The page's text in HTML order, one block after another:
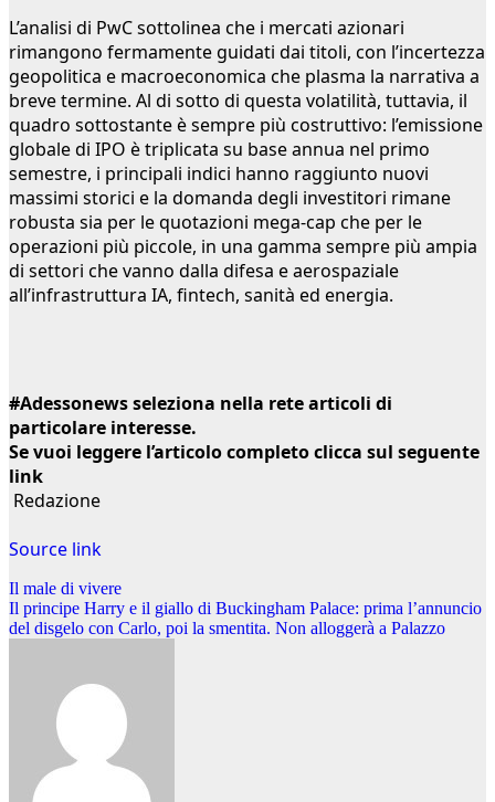
L’analisi di PwC sottolinea che i mercati azionari
rimangono fermamente guidati dai titoli, con l’incertezza
geopolitica e macroeconomica che plasma la narrativa a
breve termine. Al di sotto di questa volatilità, tuttavia, il
quadro sottostante è sempre più costruttivo: l’emissione
globale di IPO è triplicata su base annua nel primo
semestre, i principali indici hanno raggiunto nuovi
massimi storici e la domanda degli investitori rimane
robusta sia per le quotazioni mega-cap che per le
operazioni più piccole, in una gamma sempre più ampia
di settori che vanno dalla difesa e aerospaziale
all’infrastruttura IA, fintech, sanità ed energia.
#Adessonews seleziona nella rete articoli di
particolare interesse.
Se vuoi leggere l’articolo completo clicca sul seguente
link
Redazione
Source link
Navigazione
articoli
Il male di vivere
Il principe Harry e il giallo di Buckingham Palace: prima l’annuncio
del disgelo con Carlo, poi la smentita. Non alloggerà a Palazzo